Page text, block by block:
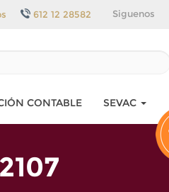
Siguenos
612 12 28582
CONTABLE SEVAC